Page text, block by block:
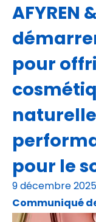
AFYREN
pour
pour le
9 décembre 2025
Communiqué